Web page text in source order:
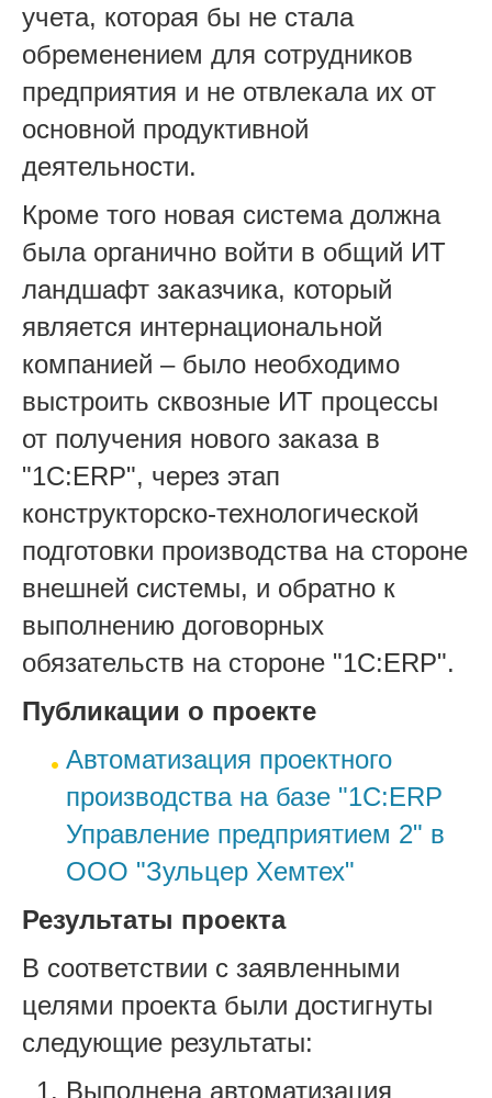
учета, которая бы не стала
обременением для сотрудников
предприятия и не отвлекала их от
основной продуктивной
деятельности.
Кроме того новая система должна
была органично войти в общий ИТ
ландшафт заказчика, который
является интернациональной
компанией – было необходимо
выстроить сквозные ИТ процессы
от получения нового заказа в
"1С:ERP", через этап
конструкторско-технологической
подготовки производства на стороне
внешней системы, и обратно к
выполнению договорных
обязательств на стороне "1С:ERP".
Публикации о проекте
Автоматизация проектного
производства на базе "1С:ERP
Управление предприятием 2" в
ООО "Зульцер Хемтех"
Результаты проекта
В соответствии с заявленными
целями проекта были достигнуты
следующие результаты:
Выполнена автоматизация